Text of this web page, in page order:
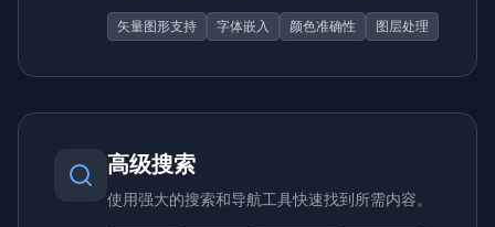
矢量图形支持 字体嵌入 颜色准确性 图层处理
高级搜索
使用强大的搜索和导航工具快速找到所需内容。